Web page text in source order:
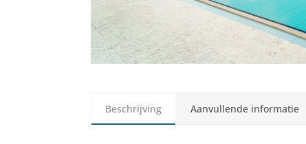
Beschrijving Aanvullende informatie